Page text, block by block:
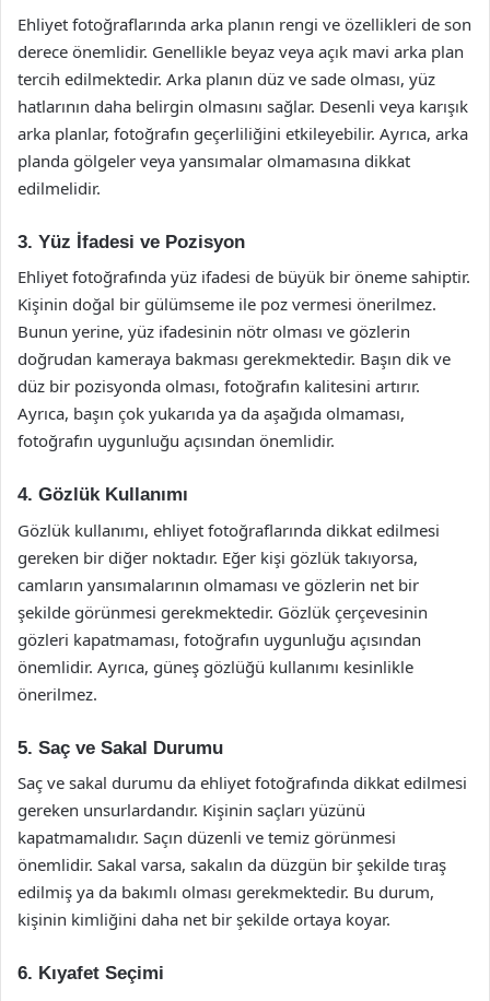
Ehliyet fotoğraflarında arka planın rengi ve özellikleri de son
derece önemlidir. Genellikle beyaz veya açık mavi arka plan
tercih edilmektedir. Arka planın düz ve sade olması, yüz
hatlarının daha belirgin olmasını sağlar. Desenli veya karışık
arka planlar, fotoğrafın geçerliliğini etkileyebilir. Ayrıca, arka
planda gölgeler veya yansımalar olmamasına dikkat
edilmelidir.
3. Yüz İfadesi ve Pozisyon
Ehliyet fotoğrafında yüz ifadesi de büyük bir öneme sahiptir.
Kişinin doğal bir gülümseme ile poz vermesi önerilmez.
Bunun yerine, yüz ifadesinin nötr olması ve gözlerin
doğrudan kameraya bakması gerekmektedir. Başın dik ve
düz bir pozisyonda olması, fotoğrafın kalitesini artırır.
Ayrıca, başın çok yukarıda ya da aşağıda olmaması,
fotoğrafın uygunluğu açısından önemlidir.
4. Gözlük Kullanımı
Gözlük kullanımı, ehliyet fotoğraflarında dikkat edilmesi
gereken bir diğer noktadır. Eğer kişi gözlük takıyorsa,
camların yansımalarının olmaması ve gözlerin net bir
şekilde görünmesi gerekmektedir. Gözlük çerçevesinin
gözleri kapatmaması, fotoğrafın uygunluğu açısından
önemlidir. Ayrıca, güneş gözlüğü kullanımı kesinlikle
önerilmez.
5. Saç ve Sakal Durumu
Saç ve sakal durumu da ehliyet fotoğrafında dikkat edilmesi
gereken unsurlardandır. Kişinin saçları yüzünü
kapatmamalıdır. Saçın düzenli ve temiz görünmesi
önemlidir. Sakal varsa, sakalın da düzgün bir şekilde tıraş
edilmiş ya da bakımlı olması gerekmektedir. Bu durum,
kişinin kimliğini daha net bir şekilde ortaya koyar.
6. Kıyafet Seçimi